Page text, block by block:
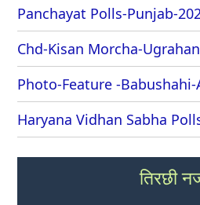
Panchayat Polls-Punjab-
Chd-Kisan Morcha-
Photo-Feature -Babushahi-
Haryana Vidhan Sabha
तिरछी